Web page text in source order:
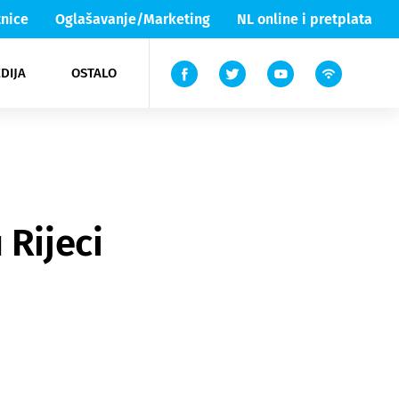
Oglašavanje/Marketing NL online i pretplata
OSTALO
Lika & Senj
TV
Rijeci